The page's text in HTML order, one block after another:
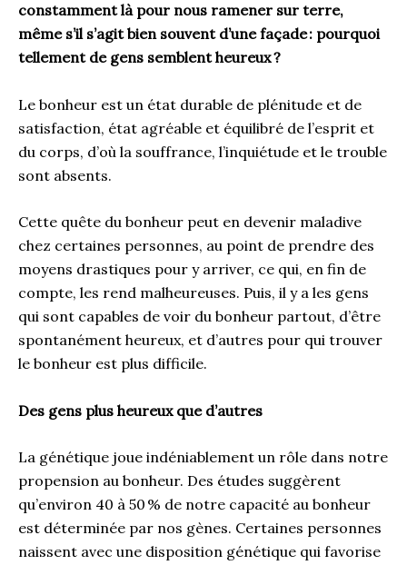
constamment là pour nous ramener sur terre,
même s’il s’agit bien souvent d’une façade : pourquoi
tellement de gens semblent heureux?
Le bonheur est un état durable de plénitude et de
satisfaction, état agréable et équilibré de l’esprit et
du corps, d’où la souffrance, l’inquiétude et le trouble
sont absents.
Cette quête du bonheur peut en devenir maladive
chez certaines personnes, au point de prendre des
moyens drastiques pour y arriver, ce qui, en fin de
compte, les rend malheureuses. Puis, il y a les gens
qui sont capables de voir du bonheur partout, d’être
spontanément heureux, et d’autres pour qui trouver
le bonheur est plus difficile.
Des gens plus heureux que d’autres
La génétique joue indéniablement un rôle dans notre
propension au bonheur. Des études suggèrent
qu’environ 40 à 50 % de notre capacité au bonheur
est déterminée par nos gènes. Certaines personnes
naissent avec une disposition génétique qui favorise